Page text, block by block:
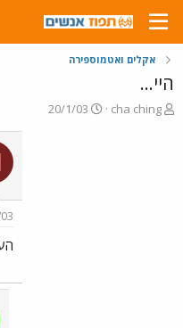
אקלים ואטמוספירה
היי...
פ
cha ching
פ
20/1/03